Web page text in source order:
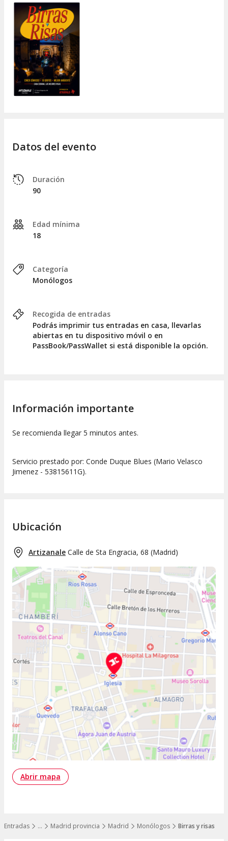
…
Mostrar todos los niveles
Entradas Madrid provincia Madrid Monólogos Birras y risas
Datos del evento
Duración
90
Edad mínima
18
Categoría
Monólogos
Recogida de entradas
Podrás imprimir tus entradas en casa, llevarlas
abiertas en tu dispositivo móvil o en
PassBook/PassWallet si está disponible la opción.
Información importante
Se recomienda llegar 5 minutos antes.
Servicio prestado por: Conde Duque Blues (Mario Velasco
Jimenez - 53815611G).
Ubicación
Artizanale Calle de Sta Engracia, 68 (Madrid)
Abrir mapa